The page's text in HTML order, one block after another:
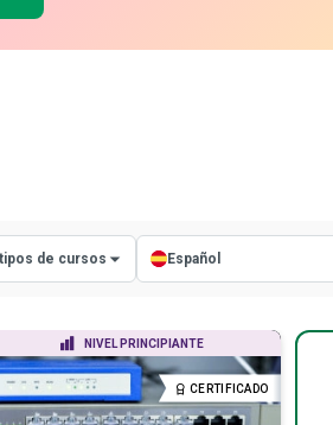
de cursos
certificado
diploma
Español
Inglés
Español
NIVEL PRINCIPIANTE
CERTIFICADO